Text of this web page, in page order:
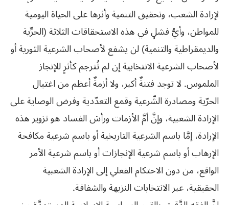
لإرادة الشعب، وتحقيق التنمية وأثرها على الحياة اليومية
للمواطن، وأيُّ فشلٍ في هذه الاستحقاقات الثلاثة (الحرِّية
والديمقراطية والتنمية) لن يشفع لأصحاب الشرعية الثورية أو
لأصحاب الشرعية الانتخابية إن لم تُترجم كأثرٍ للإنجاز
الملموس. لا توجد فتنةٌ أكبر، ولا أزمةٌ أعظم من اغتيال
الحرّية ومصادرة الشّرعية وقمع التعدّدية وفرض الوصاية على
الإرادة الشعبية، وإنَّ أمَّ الأزمات ورأسَ الفساد هو تزوير هذه
الإرادة، إمَّا باسم الشرعية التاريخية أو باسم شرعية مكافحة
الإرهاب أو باسم شرعية الإنجازات أو باسم شرعية الأمر
الواقع، من دون الاحتكام الفعلي إلى الإرادة الشعبية
الحقيقية، عبر الانتخابات النزيهة والشفافة.